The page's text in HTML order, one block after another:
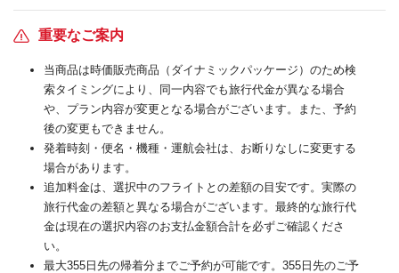
重要なご案内
当商品は時価販売商品（ダイナミックパッケージ）のため検
索タイミングにより、同一内容でも旅行代金が異なる場合
や、プラン内容が変更となる場合がございます。また、予約
後の変更もできません。
発着時刻・便名・機種・運航会社は、お断りなしに変更する
場合があります。
追加料金は、選択中のフライトとの差額の目安です。実際の
旅行代金の差額と異なる場合がございます。最終的な旅行代
金は現在の選択内容のお支払金額合計を必ずご確認くださ
い。
最大355日先の帰着分までご予約が可能です。355日先のご予